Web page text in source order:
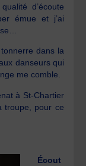
d’écoute
émue et j’ai
dans la
danseurs qui
me comble.
à St-Chartier
troupe, pour ce
Écout